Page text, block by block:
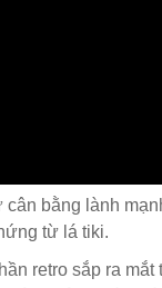
bằng lành
từ lá tiki.
retro sắp ra